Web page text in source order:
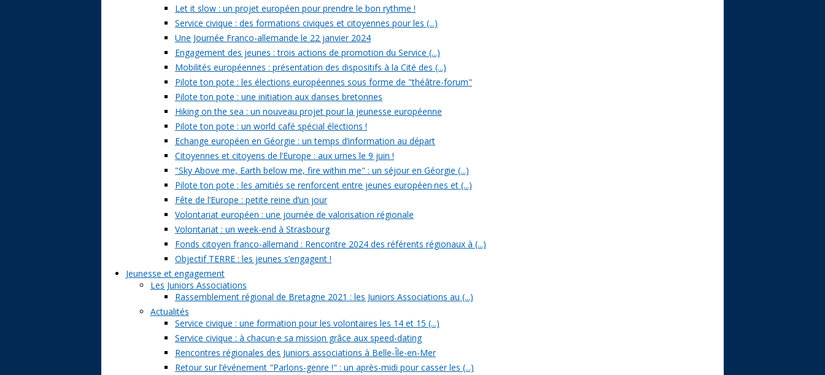
Let it slow : un projet européen pour prendre le bon rythme !
Service civique : des formations civiques et citoyennes pour les (...)
Une Journée Franco-allemande le 22 janvier 2024
Engagement des jeunes : trois actions de promotion du Service (...)
Mobilités européennes : présentation des dispositifs à la Cité des (...)
Pilote ton pote : les élections européennes sous forme de "théâtre-forum"
Pilote ton pote : une initiation aux danses bretonnes
Hiking on the sea : un nouveau projet pour la jeunesse européenne
Pilote ton pote : un world café spécial élections !
Echange européen en Géorgie : un temps d’information au départ
Citoyennes et citoyens de l’Europe : aux urnes le 9 juin !
"Sky Above me, Earth below me, fire within me" : un séjour en Géorgie (...)
Pilote ton pote : les amitiés se renforcent entre jeunes européen·nes et (...)
Fête de l’Europe : petite reine d’un jour
Volontariat européen : une journée de valorisation régionale
Volontariat : un week-end à Strasbourg
Fonds citoyen franco-allemand : Rencontre 2024 des référents régionaux à (...)
Objectif TERRE : les jeunes s’engagent !
Jeunesse et engagement
Les Juniors Associations
Rassemblement régional de Bretagne 2021 : les Juniors Associations au (...)
Actualités
Service civique : une formation pour les volontaires les 14 et 15 (...)
Service civique : à chacun·e sa mission grâce aux speed-dating
Rencontres régionales des Juniors associations à Belle-Île-en-Mer
Retour sur l’événement "Parlons-genre !" : un après-midi pour casser les (...)